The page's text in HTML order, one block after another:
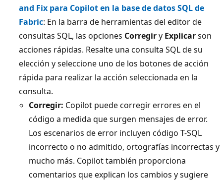
and Fix para Copilot en la base de datos SQL de
Fabric: En la barra de herramientas del editor de
consultas SQL, las opciones Corregiry Explicarson
acciones rápidas. Resalte una consulta SQL de su
elección y seleccione uno de los botones de acción
rápida para realizar la acción seleccionada en la
consulta.
Corregir: Copilot puede corregir errores en el
código a medida que surgen mensajes de error.
Los escenarios de error incluyen código T-SQL
incorrecto o no admitido, ortografías incorrectas y
mucho más. Copilot también proporciona
comentarios que explican los cambios y sugiere